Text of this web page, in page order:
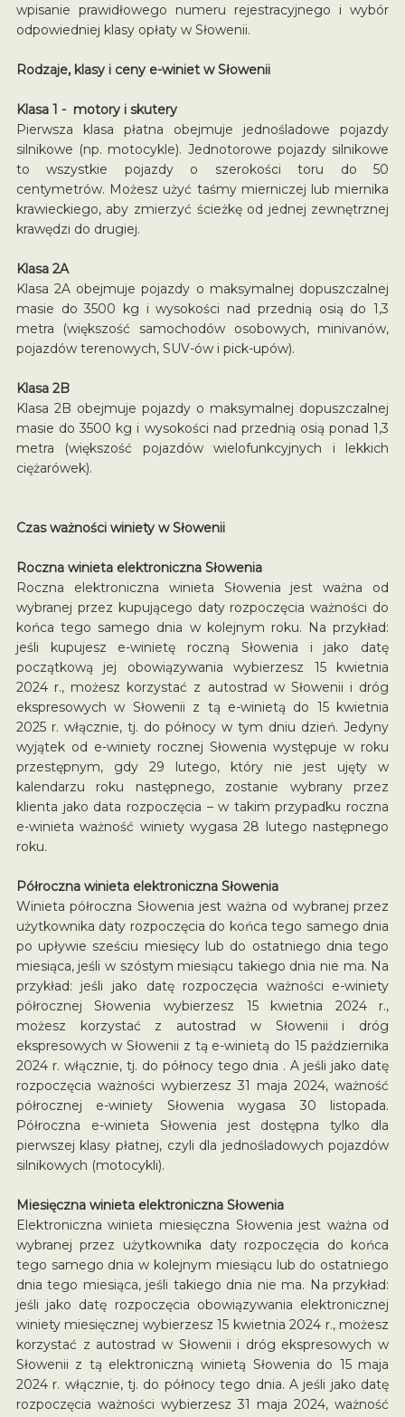
wpisanie prawidłowego numeru rejestracyjnego i wybór
odpowiedniej klasy opłaty w Słowenii.
Rodzaje, klasy i ceny e-winiet w Słowenii
Klasa 1 - motory i skutery
Pierwsza klasa płatna obejmuje jednośladowe pojazdy
silnikowe (np. motocykle). Jednotorowe pojazdy silnikowe
to wszystkie pojazdy o szerokości toru do 50
centymetrów. Możesz użyć taśmy mierniczej lub miernika
krawieckiego, aby zmierzyć ścieżkę od jednej zewnętrznej
krawędzi do drugiej.
Klasa 2A
Klasa 2A obejmuje pojazdy o maksymalnej dopuszczalnej
masie do 3500 kg i wysokości nad przednią osią do 1,3
metra (większość samochodów osobowych, minivanów,
pojazdów terenowych, SUV-ów i pick-upów).
Klasa 2B
Klasa 2B obejmuje pojazdy o maksymalnej dopuszczalnej
masie do 3500 kg i wysokości nad przednią osią ponad 1,3
metra (większość pojazdów wielofunkcyjnych i lekkich
ciężarówek).
Czas ważności winiety w Słowenii
Roczna winieta elektroniczna Słowenia
Roczna elektroniczna winieta Słowenia jest ważna od
wybranej przez kupującego daty rozpoczęcia ważności do
końca tego samego dnia w kolejnym roku. Na przykład:
jeśli kupujesz e-winietę roczną Słowenia i jako datę
początkową jej obowiązywania wybierzesz 15 kwietnia
2024 r., możesz korzystać z autostrad w Słowenii i dróg
ekspresowych w Słowenii z tą e-winietą do 15 kwietnia
2025 r. włącznie, tj. do północy w tym dniu dzień. Jedyny
wyjątek od e-winiety rocznej Słowenia występuje w roku
przestępnym, gdy 29 lutego, który nie jest ujęty w
kalendarzu roku następnego, zostanie wybrany przez
klienta jako data rozpoczęcia – w takim przypadku roczna
e-winieta ważność winiety wygasa 28 lutego następnego
roku.
Półroczna winieta elektroniczna Słowenia
Winieta półroczna Słowenia jest ważna od wybranej przez
użytkownika daty rozpoczęcia do końca tego samego dnia
po upływie sześciu miesięcy lub do ostatniego dnia tego
miesiąca, jeśli w szóstym miesiącu takiego dnia nie ma. Na
przykład: jeśli jako datę rozpoczęcia ważności e-winiety
półrocznej Słowenia wybierzesz 15 kwietnia 2024 r.,
możesz korzystać z autostrad w Słowenii i dróg
ekspresowych w Słowenii z tą e-winietą do 15 października
2024 r. włącznie, tj. do północy tego dnia . A jeśli jako datę
rozpoczęcia ważności wybierzesz 31 maja 2024, ważność
półrocznej e-winiety Słowenia wygasa 30 listopada.
Półroczna e-winieta Słowenia jest dostępna tylko dla
pierwszej klasy płatnej, czyli dla jednośladowych pojazdów
silnikowych (motocykli).
Miesięczna winieta elektroniczna Słowenia
Elektroniczna winieta miesięczna Słowenia jest ważna od
wybranej przez użytkownika daty rozpoczęcia do końca
tego samego dnia w kolejnym miesiącu lub do ostatniego
dnia tego miesiąca, jeśli takiego dnia nie ma. Na przykład:
jeśli jako datę rozpoczęcia obowiązywania elektronicznej
winiety miesięcznej wybierzesz 15 kwietnia 2024 r., możesz
korzystać z autostrad w Słowenii i dróg ekspresowych w
Słowenii z tą elektroniczną winietą Słowenia do 15 maja
2024 r. włącznie, tj. do północy tego dnia. A jeśli jako datę
rozpoczęcia ważności wybierzesz 31 maja 2024, ważność